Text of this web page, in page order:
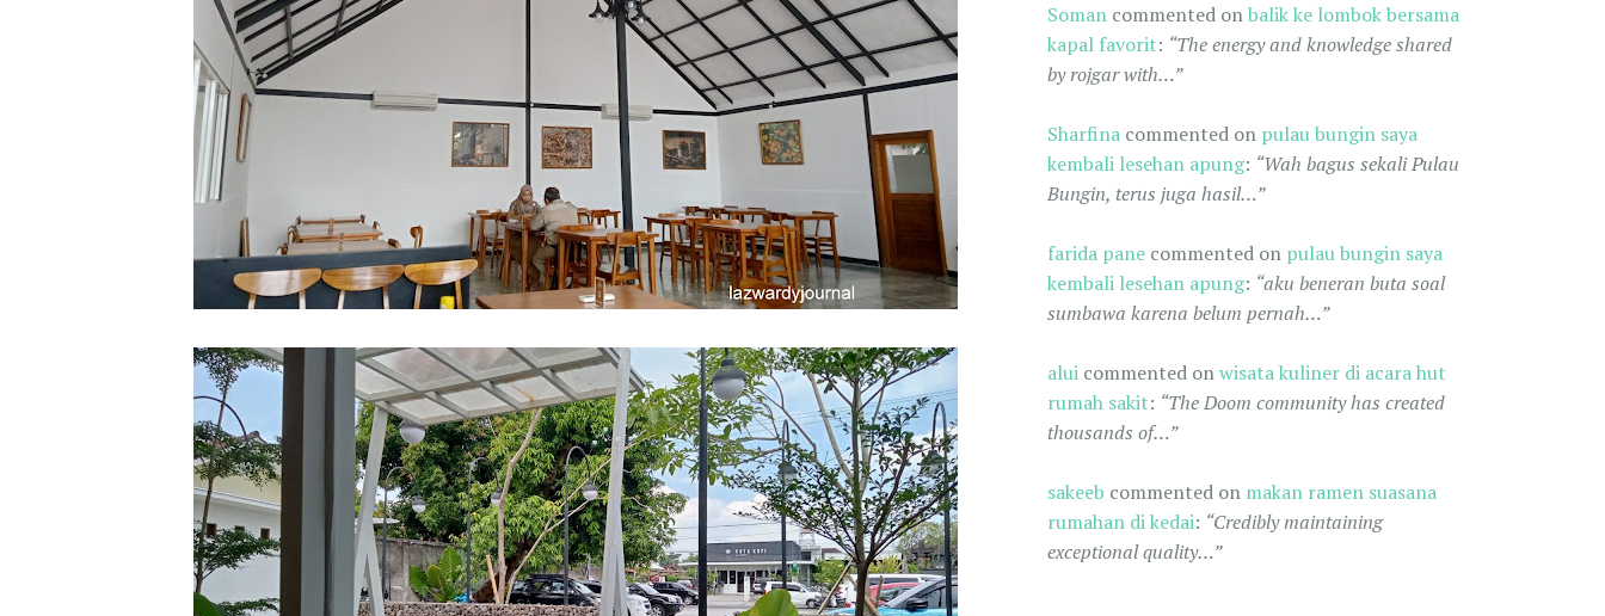
Somancommented onbalik ke lombok bersama
kapal favorit: “The energy and knowledge shared
by rojgar with…”
Sharfinacommented on pulau bungin saya
kembali lesehan apung: “Wah bagus sekali Pulau
Bungin, terus juga hasil…”
farida panecommented on pulau bungin saya
kembali lesehan apung: “aku beneran buta soal
sumbawa karena belum pernah…”
aluicommented onwisata kuliner di acara hut
rumah sakit: “The Doom community has created
thousands of…”
sakeeb commented on makan ramen suasana
rumahan di kedai: “Credibly maintaining
exceptional quality…”